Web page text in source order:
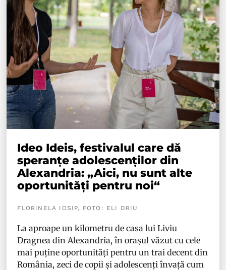
Ideo Ideis, festivalul care dă
speranțe adolescenților din
Alexandria: „Aici, nu sunt alte
oportunități pentru noi“
FLORINELA IOSIP, FOTO: ELI DRIU
La aproape un kilometru de casa lui Liviu
Dragnea din Alexandria, în orașul văzut cu cele
mai puține oportunități pentru un trai decent din
România, zeci de copii și adolescenți învață cum